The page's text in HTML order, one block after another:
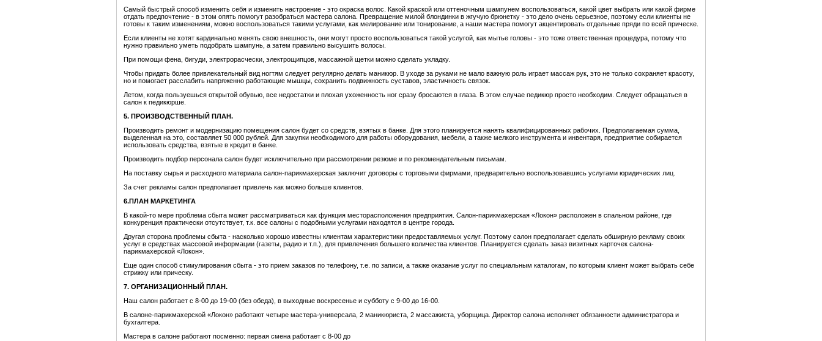
Самый быстрый способ изменить себя и изменить настроение - это окраска волос. Какой краской или оттеночным шампунем воспользоваться, какой цвет выбрать или какой фирме
отдать предпочтение - в этом опять помогут разобраться мастера салона. Превращение милой блондинки в жгучую брюнетку - это дело очень серьезное, поэтому если клиенты не
готовы к таким изменениям, можно воспользоваться такими услугами, как мелирование или тонирование, а наши мастера помогут акцентировать отдельные пряди по всей прическе.
Если клиенты не хотят кардинально менять свою внешность, они могут просто воспользоваться такой услугой, как мытье головы - это тоже ответственная процедура, потому что
нужно правильно уметь подобрать шампунь, а затем правильно высушить волосы.
При помощи фена, бигуди, электрорасчески, электрощипцов, массажной щетки можно сделать укладку.
Чтобы придать более привлекательный вид ногтям следует регулярно делать маникюр. В уходе за руками не мало важную роль играет массаж рук, это не только сохраняет красоту,
но и помогает расслабить напряженно работающие мышцы, сохранить подвижность суставов, эластичность связок.
Летом, когда пользуешься открытой обувью, все недостатки и плохая ухоженность ног сразу бросаются в глаза. В этом случае педикюр просто необходим. Следует обращаться в
салон к педикюрше.
5. ПРОИЗВОДСТВЕННЫЙ ПЛАН.
Производить ремонт и модернизацию помещения салон будет со средств, взятых в банке. Для этого планируется нанять квалифицированных рабочих. Предполагаемая сумма,
выделенная на это, составляет 50 000 рублей. Для закупки необходимого для работы оборудования, мебели, а также мелкого инструмента и инвентаря, предприятие собирается
использовать средства, взятые в кредит в банке.
Производить подбор персонала салон будет исключительно при рассмотрении резюме и по рекомендательным письмам.
На поставку сырья и расходного материала салон-парикмахерская заключит договоры с торговыми фирмами, предварительно воспользовавшись услугами юридических лиц.
За счет рекламы салон предполагает привлечь как можно больше клиентов.
6.ПЛАН МАРКЕТИНГА
В какой-то мере проблема сбыта может рассматриваться как функция месторасположения предприятия. Салон-парикмахерская «Локон» расположен в спальном районе, где
конкуренция практически отсутствует, т.к. все салоны с подобными услугами находятся в центре города.
Другая сторона проблемы сбыта - насколько хорошо известны клиентам характеристики предоставляемых услуг. Поэтому салон предполагает сделать обширную рекламу своих
услуг в средствах массовой информации (газеты, радио и т.п.), для привлечения большего количества клиентов. Планируется сделать заказ визитных карточек салона-
парикмахерской «Локон».
Еще один способ стимулирования сбыта - это прием заказов по телефону, т.е. по записи, а также оказание услуг по специальным каталогам, по которым клиент может выбрать себе
стрижку или прическу.
7. ОРГАНИЗАЦИОННЫЙ ПЛАН.
Наш салон работает с 8-00 до 19-00 (без обеда), в выходные воскресенье и субботу с 9-00 до 16-00.
В салоне-парикмахерской «Локон» работают четыре мастера-универсала, 2 маникюриста, 2 массажиста, уборщица. Директор салона исполняет обязанности администратора и
бухгалтера.
Мастера в салоне работают посменно: первая смена работает с 8-00 до